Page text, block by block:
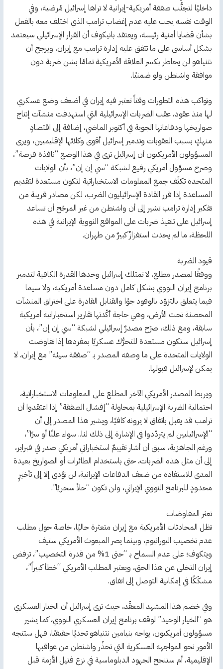
داخليًا لتجنُّب صفقة أمريكية-إيرانية لا تراها إسرائيل مُرضية، وفي
الوقت نفسه يجب عليه عدم إغضاب ترامب الذي اختلف معه بالفعل
بشأن قضايا أمنية رئيسة، ويعتقد بانيكوف أن القرار الإسرائيلي سيعتمد
بشكل أساسي على ما تتفق عليه إدارة ترامب مع إيران، ويرجح أن
نتنياهو لن يخاطر بكسر العلاقة الأمريكية تمامًا بشن ضربة دون
موافقة واشنطن ولو ضمنيًا.
وتواكب هذه التطورات وقتاً تعتبر فيه إيران في أضعف وضع عسكري
لها منذ عقود، عقب الضربات الإسرائيلية التي استهدفت منشآت إنتاج
صواريخها ودفاعاتها الجوية في أكتوبر الماضي، إضافة إلى اقتصادٍ
منهكٍ بسبب العقوبات وتدمير إسرائيل أقوى وكلائها الإقليميين، ويرى
المسؤولون الأمريكيون أن إسرائيل ترى في هذا الوضع “نافذة فرصة”،
وصرح مسؤول أمريكي رفيع لشبكة “سي إن إن”، بأن الولايات
المتحدة تكثّف جمع المعلومات الاستخباراتية لتكون مستعدة لتقديم
المساعدة إذا قرر القادة الإسرائيليون الضرب، لكن مصادر قريبة من
تفكير إدارة ترامب تشير إلى أن واشنطن من غير المرجّح أن تساعد
إسرائيل على تنفيذ ضربات على المواقع النووية الإيرانية في هذه
اللحظة، ما لم يحدث استفزازٌ كبيرٌ من طهران.
قيود الضربة
ووفقًا لمصدر مطلع، لا تمتلك إسرائيل وحدها القدرة الكافية لتدمير
برنامج إيران النووي بشكل كامل دون مساعدة أمريكية، ولا سيما
فيما يتعلق بالتزوّد بالوقود جوًا والقنابل القادرة على اختراق المنشآت
المحصنة تحت الأرض، وهي حاجة أكّدتها تقارير استخباراتية أمريكية
سابقة، ومع ذلك، صرّح مصدرٌ إسرائيلي لشبكة “سي إن إن”، بأن
إسرائيل ستكون مستعدة للتحرُّك عسكريًا بمفردها إذا تفاوضت
الولايات المتحدة على ما وصفه المصدر بـ “صفقة سيئة” مع إيران، لا
يمكن لإسرائيل قبولها.
ويربط المصدر الأمريكي الآخر المطلع على المعلومات الاستخباراتية،
احتمالية الضربة الإسرائيلية بمحاولة “إفشال الصفقة” إذا اعتقدوا أن
ترامب قد يقبل باتفاق لا يرونه كافيًا، ويشير هذا المصدر إلى أن
“الإسرائيليين لم يتردّدوا في الإشارة إلى ذلك لنا.. سواء علنًا أو سرًا”،
ورغم الجاهزية، سبق أن أشار تقييمٌ استخباراتي أمريكي صدر في فبراير،
إلى أن مثل هذه الضربات، حتى باستخدام الطائرات أو الصواريخ بعيدة
المدى للاستفادة من ضعف الدفاعات الإيرانية، لن تؤدي إلا إلى تأخيرٍ
محدودٍ للبرنامج النووي الإيراني، ولن تكون “حلاً سحريًا”.
تعثر المفاوضات
تظل المحادثات الأمريكية مع إيران متعثرة حاليًا، خاصة حول مطلب
عدم تخصيب اليورانيوم، وبينما يصر المبعوث الأمريكي ستيف
ويتكوف؛ على عدم السماح بـ “حتى 1% من قدرة التخصيب”، ترفض
إيران التخلي عن هذا الحق، ويعتبر المطلب الأمريكي “خطأ كبيراً”،
مشكّكًا في إمكانية التوصل إلى اتفاق.
وفي خضم هذا المشهد المعقّد، حيث ترى إسرائيل أن الخيار العسكري
هو “الخيار الوحيد” لوقف برنامج إيران العسكري النووي، كما يشير
مسؤولون أمريكيون، يواجه بنيامين نتنياهو تحديًا حقيقيًا، فهل ستتجه
الأمور نحو المواجهة العسكرية التي تحذّر واشنطن من عواقبها
الإقليمية، أم ستنجح الجهود الدبلوماسية في نزع فتيل الأزمة قبل